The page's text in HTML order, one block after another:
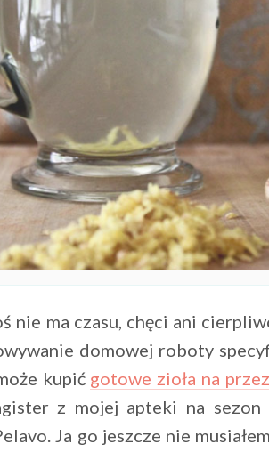
nie ma czasu, chęci ani
domowej roboty
kupić gotowe zioła na
z mojej apteki na
Ja go jeszcze nie